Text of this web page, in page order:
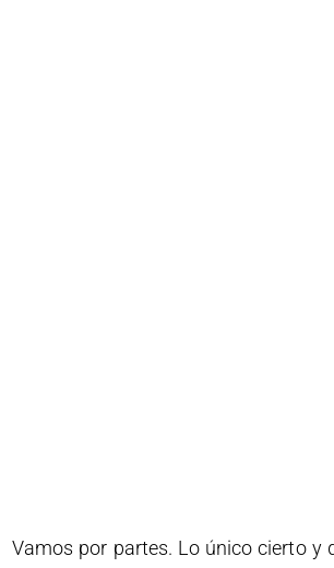
Vamos por partes. Lo único cierto y